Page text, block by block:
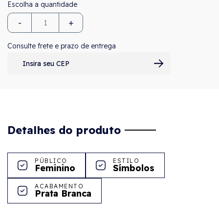
- +
Consulte frete e prazo de entrega
Detalhes do produto
PÚBLICO
Feminino
ESTILO
Símbolos
ACABAMENTO
Prata Branca